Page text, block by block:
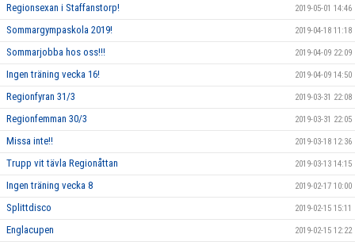
Regionsexan i Staffanstorp! 2019-05-01 14:46
Sommargympaskola 2019! 2019-04-18 11:18
Sommarjobba hos oss!!! 2019-04-09 22:09
Ingen träning vecka 16! 2019-04-09 14:50
Regionfyran 31/3 2019-03-31 22:08
Regionfemman 30/3 2019-03-31 22:05
Missa inte!! 2019-03-18 12:36
Trupp vit tävla Regionåttan 2019-03-13 14:15
Ingen träning vecka 8 2019-02-17 10:00
Splittdisco 2019-02-15 15:11
Englacupen 2019-02-15 12:22